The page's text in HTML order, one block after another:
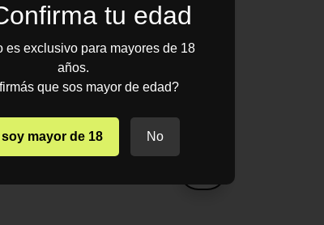
$
OPCIONES
tu edad
es exclusivo para mayores de 18
años.
que sos mayor de edad?
soy mayor de 18 No